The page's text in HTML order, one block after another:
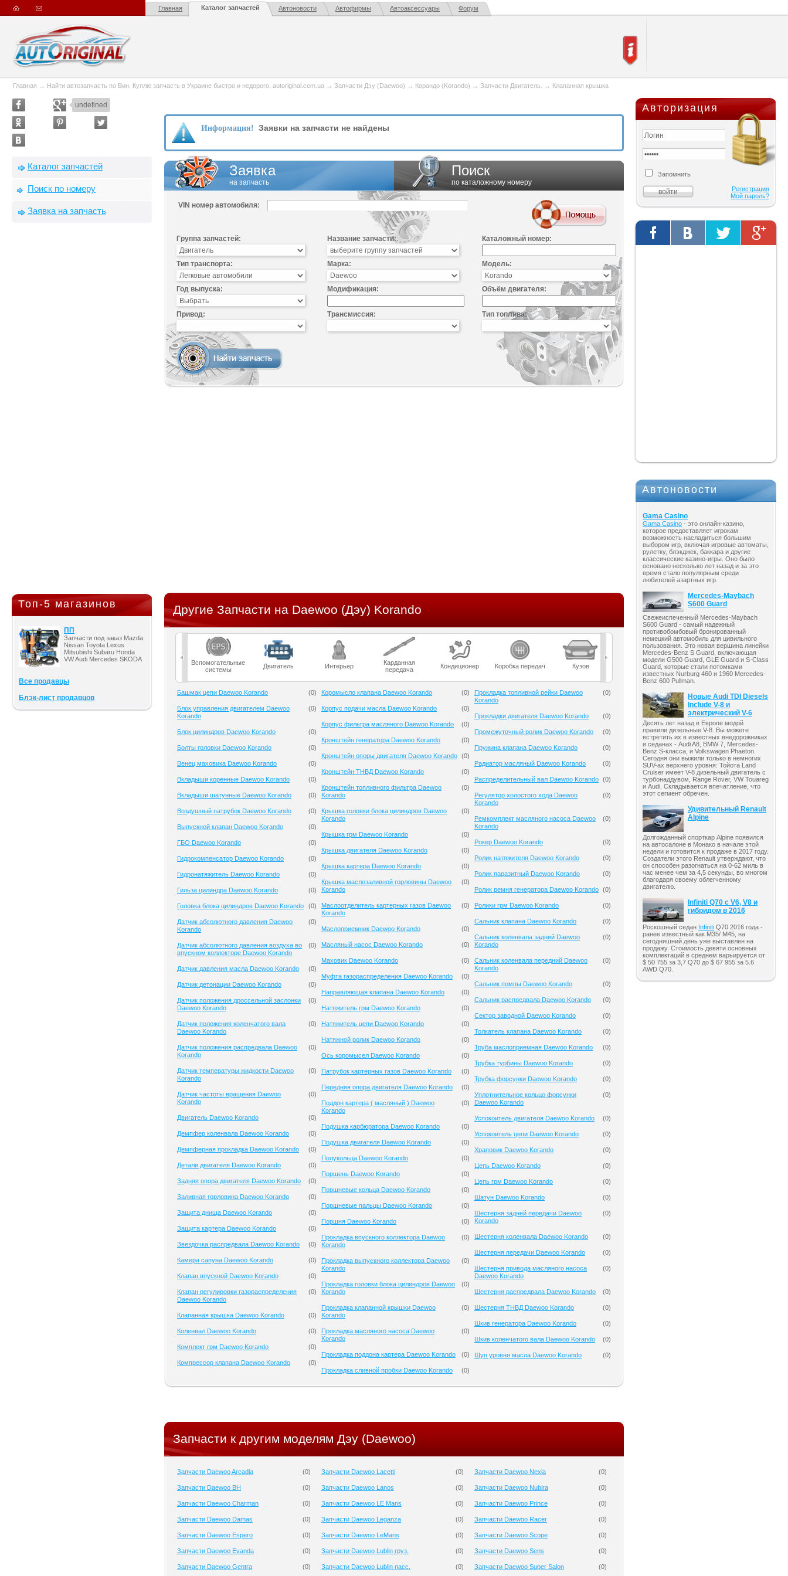
Главная Каталог запчастей Автоновости Автофирмы Автоаксессуары Форум
Главная → Найти автозапчасть по Вин. Куплю запчасть в Украине быстро и недорого. autoriginal.com.ua → Запчасти Дэу (Daewoo) → Корандо (Korando) → Запчасти Двигатель. → Клапанная крышка
undefined
Каталог запчастей
Поиск по номеру
Заявка на запчасть
Топ-5 магазинов
ПП
Запчасти под заказ Mazda
Nissan Toyota Lexus
Mitsubishi Subaru Honda
VW Audi Mercedes SKODA
Все продавцы
Блэк-лист продавцов
Информация! Заявки на запчасти не найдены
Заявка
на запчасть
Поиск
по каталожному номеру
VIN номер автомобиля:
Группа запчастей: Название запчасти: Каталожный номер:
Тип транспорта: Марка: Модель:
Год выпуска: Модификация: Объём двигателя:
Привод: Трансмиссия: Тип топлива:
Другие Запчасти на Daewoo (Дэу) Korando
Вспомогательные
системы
Двигатель Интерьер
Карданная
передача
Кондиционер Коробка передач Кузов Масла Мост
Башмак цепи Daewoo Korando (0)
Блок управления двигателем Daewoo
Korando
(0)
Блок цилиндров Daewoo Korando (0)
Болты головки Daewoo Korando (0)
Венец маховика Daewoo Korando (0)
Вкладыши коренные Daewoo Korando (0)
Вкладыши шатунные Daewoo Korando (0)
Воздушный патрубок Daewoo Korando (0)
Выпускной клапан Daewoo Korando (0)
ГБО Daewoo Korando (0)
Гидрокомпенсатор Daewoo Korando (0)
Гидронатяжитель Daewoo Korando (0)
Гильза цилиндра Daewoo Korando (0)
Головка блока цилиндров Daewoo Korando (0)
Датчик абсолютного давления Daewoo
Korando
(0)
Датчик абсолютного давления воздуха во
впускном коллекторе Daewoo Korando
(0)
Датчик давления масла Daewoo Korando (0)
Датчик детонации Daewoo Korando (0)
Датчик положения дроссельной заслонки
Daewoo Korando
(0)
Датчик положения коленчатого вала
Daewoo Korando
(0)
Датчик положения распредвала Daewoo
Korando
(0)
Датчик температуры жидкости Daewoo
Korando
(0)
Датчик частоты вращения Daewoo
Korando
(0)
Двигатель Daewoo Korando (0)
Демпфер коленвала Daewoo Korando (0)
Демпферная прокладка Daewoo Korando (0)
Детали двигателя Daewoo Korando (0)
Задняя опора двигателя Daewoo Korando (0)
Заливная горловина Daewoo Korando (0)
Защита днища Daewoo Korando (0)
Защита картера Daewoo Korando (0)
Звездочка распредвала Daewoo Korando (0)
Камера сапуна Daewoo Korando (0)
Клапан впускной Daewoo Korando (0)
Клапан регулировки газораспределения
Daewoo Korando
(0)
Клапанная крышка Daewoo Korando (0)
Коленвал Daewoo Korando (0)
Комплект грм Daewoo Korando (0)
Компрессор клапана Daewoo Korando (0)
Коромысло клапана Daewoo Korando (0)
Корпус подачи масла Daewoo Korando (0)
Корпус фильтра масляного Daewoo Korando (0)
Кронштейн генератора Daewoo Korando (0)
Кронштейн опоры двигателя Daewoo Korando (0)
Кронштейн ТНВД Daewoo Korando (0)
Кронштейн топливного фильтра Daewoo
Korando
(0)
Крышка головки блока цилиндров Daewoo
Korando
(0)
Крышка грм Daewoo Korando (0)
Крышка двигателя Daewoo Korando (0)
Крышка картера Daewoo Korando (0)
Крышка маслозаливной горловины Daewoo
Korando
(0)
Маслоотделитель картерных газов Daewoo
Korando
(0)
Маслоприемник Daewoo Korando (0)
Масляный насос Daewoo Korando (0)
Маховик Daewoo Korando (0)
Муфта газораспределения Daewoo Korando (0)
Направляющая клапана Daewoo Korando (0)
Натяжитель грм Daewoo Korando (0)
Натяжитель цепи Daewoo Korando (0)
Натяжной ролик Daewoo Korando (0)
Ось коромысел Daewoo Korando (0)
Патрубок картерных газов Daewoo Korando (0)
Передняя опора двигателя Daewoo Korando (0)
Поддон картера ( масляный ) Daewoo
Korando
(0)
Подушка карбюратора Daewoo Korando (0)
Подушка двигателя Daewoo Korando (0)
Полукольца Daewoo Korando (0)
Поршень Daewoo Korando (0)
Поршневые кольца Daewoo Korando (0)
Поршневые пальцы Daewoo Korando (0)
Поршня Daewoo Korando (0)
Прокладка впускного коллектора Daewoo
Korando
(0)
Прокладка выпускного коллектора Daewoo
Korando
(0)
Прокладка головки блока цилиндров Daewoo
Korando
(0)
Прокладка клапанной крышки Daewoo
Korando
(0)
Прокладка масляного насоса Daewoo
Korando
(0)
Прокладка поддона картера Daewoo Korando (0)
Прокладка сливной пробки Daewoo Korando (0)
Прокладка топливной рейки Daewoo
Korando
(0)
Прокладки двигателя Daewoo Korando (0)
Промежуточный ролик Daewoo Korando (0)
Пружина клапана Daewoo Korando (0)
Радиатор масляный Daewoo Korando (0)
Распределительный вал Daewoo Korando (0)
Регулятор холостого хода Daewoo
Korando
(0)
Ремкомплект масляного насоса Daewoo
Korando
(0)
Рокер Daewoo Korando (0)
Ролик натяжителя Daewoo Korando (0)
Ролик паразитный Daewoo Korando (0)
Ролик ремня генератора Daewoo Korando (0)
Ролики грм Daewoo Korando (0)
Сальник клапана Daewoo Korando (0)
Сальник коленвала задний Daewoo
Korando
(0)
Сальник коленвала передний Daewoo
Korando
(0)
Сальник помпы Daewoo Korando (0)
Сальник распредвала Daewoo Korando (0)
Сектор заводной Daewoo Korando (0)
Толкатель клапана Daewoo Korando (0)
Труба маслоприемная Daewoo Korando (0)
Трубка турбины Daewoo Korando (0)
Трубка форсунки Daewoo Korando (0)
Уплотнительное кольцо форсунки
Daewoo Korando
(0)
Успокоитель двигателя Daewoo Korando (0)
Успокоитель цепи Daewoo Korando (0)
Храповик Daewoo Korando (0)
Цепь Daewoo Korando (0)
Цепь грм Daewoo Korando (0)
Шатун Daewoo Korando (0)
Шестерня задней передачи Daewoo
Korando
(0)
Шестерня коленвала Daewoo Korando (0)
Шестерня передачи Daewoo Korando (0)
Шестерня привода масляного насоса
Daewoo Korando
(0)
Шестерня распредвала Daewoo Korando (0)
Шестерня ТНВД Daewoo Korando (0)
Шкив генератора Daewoo Korando (0)
Шкив коленчатого вала Daewoo Korando (0)
Щуп уровня масла Daewoo Korando (0)
Запчасти к другим моделям Дэу (Daewoo)
Запчасти Daewoo Arcadia (0)
Запчасти Daewoo BH (0)
Запчасти Daewoo Charman (0)
Запчасти Daewoo Damas (0)
Запчасти Daewoo Espero (0)
Запчасти Daewoo Evanda (0)
Запчасти Daewoo Gentra (0)
Запчасти Daewoo Lacetti (0)
Запчасти Daewoo Lanos (0)
Запчасти Daewoo LE Mans (0)
Запчасти Daewoo Leganza (0)
Запчасти Daewoo LeMans (0)
Запчасти Daewoo Lublin груз. (0)
Запчасти Daewoo Lublin пасс. (0)
Запчасти Daewoo Nexia (0)
Запчасти Daewoo Nubira (0)
Запчасти Daewoo Prince (0)
Запчасти Daewoo Racer (0)
Запчасти Daewoo Scope (0)
Запчасти Daewoo Sens (0)
Запчасти Daewoo Super Salon (0)
Авторизация
Запомнить
Регистрация
Мой пароль?
Автоновости
Gama Casino
Gama Casino - это онлайн-казино,
которое предоставляет игрокам
возможность насладиться большим
выбором игр, включая игровые автоматы,
рулетку, блэкджек, баккара и другие
классические казино-игры. Оно было
основано несколько лет назад и за это
время стало популярным среди
любителей азартных игр.
Mercedes-Maybach
S600 Guard
Свежеиспеченный Mercedes-Maybach
S600 Guard - самый надежный
противобомбовый бронированный
немецкий автомобиль для цивильного
пользования. Это новая вершина линейки
Mercedes-Benz S Guard, включающая
модели G500 Guard, GLE Guard и S-Class
Guard, которые стали потомками
известных Nurburg 460 и 1960 Mercedes-
Benz 600 Pullman.
Новые Audi TDI Diesels
Include V-8 и
электрический V-6
Десять лет назад в Европе модой
правили дизельные V-8. Вы можете
встретить их в известных внедорожниках
и седанах - Audi A8, BMW 7, Mercedes-
Benz S-класса, и Volkswagen Phaeton.
Сегодня они выжили только в немногих
SUV-ах верхнего уровня: Тойота Land
Cruiser имеет V-8 дизельный двигатель с
турбонаддувом, Range Rover, VW Touareg
и Audi. Складывается впечатление, что
этот сегмент обречен.
Удивительный Renault
Alpine
Долгожданный спорткар Alpine появился
на автосалоне в Монако в начале этой
недели и готовится к продаже в 2017 году.
Создатели этого Renault утверждают, что
он способен разогнаться на 0-62 миль в
час менее чем за 4,5 секунды, во многом
благодаря своему облегченному
двигателю.
Infiniti Q70 с V6, V8 и
гибридом в 2016
Роскошный седан Infiniti Q70 2016 года -
ранее известный как M35/ M45, на
сегодняшний день уже выставлен на
продажу. Стоимость девяти основных
комплектаций в среднем варьируется от
$ 50 755 за 3,7 Q70 до $ 67 955 за 5.6
AWD Q70.